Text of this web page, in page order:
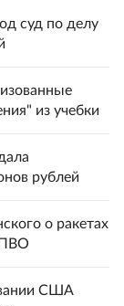
суд по делу
из учебки
рублей
о ракетах
ПВО
США